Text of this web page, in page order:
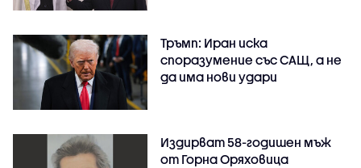
Тръмп: Иран иска
споразумение със САЩ, а не
да има нови удари
Издирват 58-годишен мъж
от Горна Оряховица